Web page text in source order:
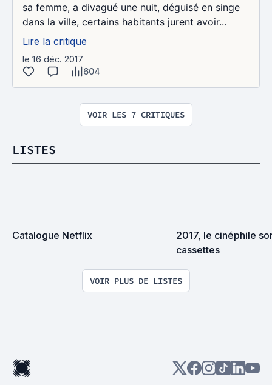
sa femme, a divagué une nuit, déguisé en singe
dans la ville, certains habitants jurent avoir...
Lire la critique
le 16 déc. 2017
604
VOIR LES 7 CRITIQUES
LISTES
Catalogue Netflix
2017, le cinéphile
cassettes
VOIR PLUS DE LISTES